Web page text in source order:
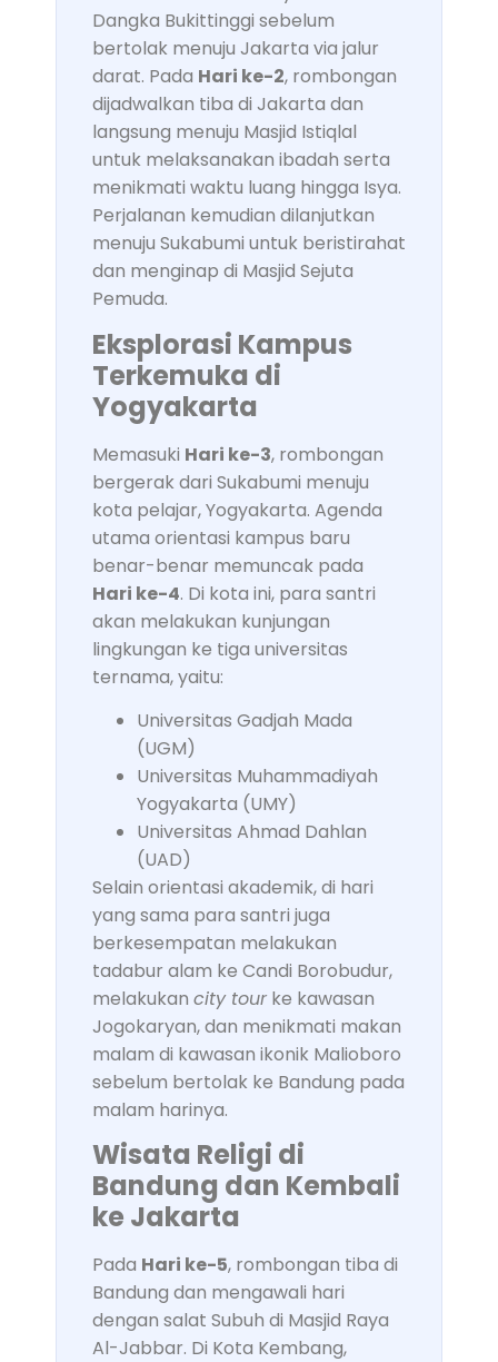
Dangka Bukittinggi sebelum
bertolak menuju Jakarta via jalur
darat. Pada Hari ke-2, rombongan
dijadwalkan tiba di Jakarta dan
langsung menuju Masjid Istiqlal
untuk melaksanakan ibadah serta
menikmati waktu luang hingga Isya.
Perjalanan kemudian dilanjutkan
menuju Sukabumi untuk beristirahat
dan menginap di Masjid Sejuta
Pemuda.
Eksplorasi Kampus
Terkemuka di
Yogyakarta
Memasuki Hari ke-3, rombongan
bergerak dari Sukabumi menuju
kota pelajar, Yogyakarta. Agenda
utama orientasi kampus baru
benar-benar memuncak pada
Hari ke-4. Di kota ini, para santri
akan melakukan kunjungan
lingkungan ke tiga universitas
ternama, yaitu:
Universitas Gadjah Mada
(UGM)
Universitas Muhammadiyah
Yogyakarta (UMY)
Universitas Ahmad Dahlan
(UAD)
Selain orientasi akademik, di hari
yang sama para santri juga
berkesempatan melakukan
tadabur alam ke Candi Borobudur,
melakukan city tour ke kawasan
Jogokaryan, dan menikmati makan
malam di kawasan ikonik Malioboro
sebelum bertolak ke Bandung pada
malam harinya.
Wisata Religi di
Bandung dan Kembali
ke Jakarta
Pada Hari ke-5, rombongan tiba di
Bandung dan mengawali hari
dengan salat Subuh di Masjid Raya
Al-Jabbar. Di Kota Kembang,